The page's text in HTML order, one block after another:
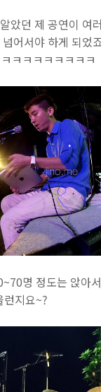
았던 제 공연이 여
어서야 하게 되었
ㅋㅋㅋㅋㅋㅋㅋㅋ
명 정도는 앉아
런지요~?